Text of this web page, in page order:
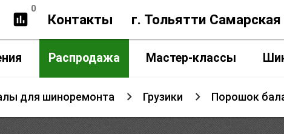
insert_chart
0
Контакты г. Тольятти
Распродажа Мастер-классы
для шиноремонта Грузики Порошок